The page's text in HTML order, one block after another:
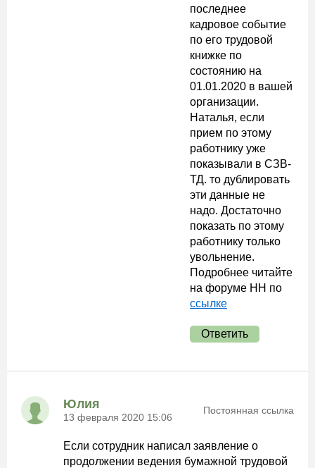
последнее
кадровое событие
по его трудовой
книжке по
состоянию на
01.01.2020 в вашей
организации.
Наталья, если
прием по этому
работнику уже
показывали в СЗВ-
ТД. то дублировать
эти данные не
надо. Достаточно
показать по этому
работнику только
увольнение.
Подробнее читайте
на форуме НН по
ссылке
Ответить
Юлия
13 февраля 2020 15:06
Постоянная ссылка
Если сотрудник написал заявление о
продолжении ведения бумажной трудовой